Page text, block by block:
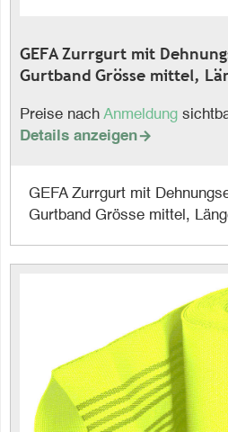
GEFA Zurrgurt mit
Gurtband Grösse mittel,
Preise nach Anmeldung
Details anzeigen
GEFA Zurrgurt mit
Gurtband Grösse mittel,